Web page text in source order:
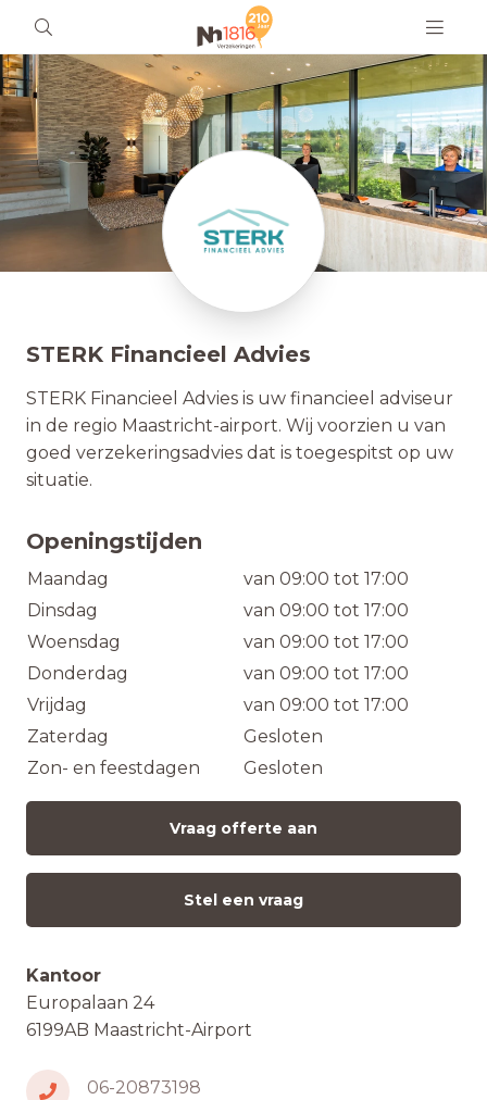
STERK Financieel Advies
STERK Financieel Advies is uw financieel adviseur
in de regio Maastricht-airport. Wij voorzien u van
goed verzekeringsadvies dat is toegespitst op uw
situatie.
Openingstijden
Maandag
van 09:00 tot 17:00
Dinsdag
van 09:00 tot 17:00
Woensdag
van 09:00 tot 17:00
Donderdag
van 09:00 tot 17:00
Vrijdag
van 09:00 tot 17:00
Zaterdag
Gesloten
Zon- en feestdagen
Gesloten
Vraag offerte aan
Stel een vraag
Kantoor
Europalaan 24
6199AB Maastricht-Airport
06-20873198